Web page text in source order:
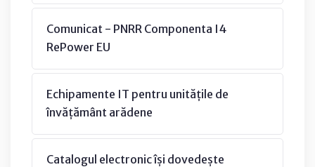
Comunicat - PNRR Componenta I4
RePower EU
Echipamente IT pentru unitățile de
învățământ arădene
Catalogul electronic își dovedește